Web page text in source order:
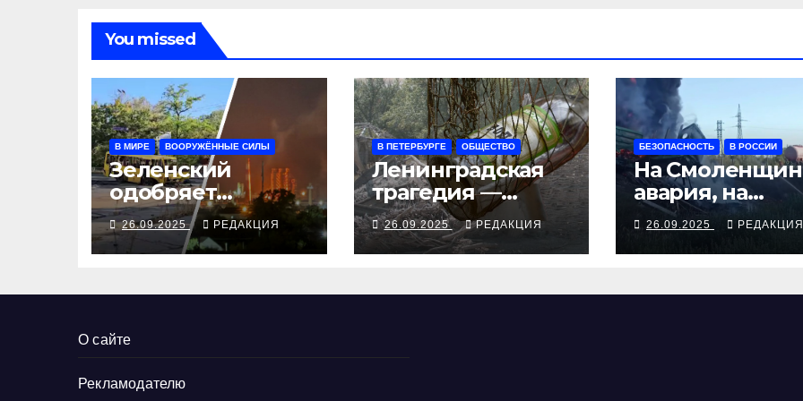
You missed
В МИРЕ ВООРУЖЁННЫЕ СИЛЫ
Зеленский
одобряет
выступления
Трампа, ВСУ
закрыли
рубеж
26.09.2025 РЕДАКЦИЯ
В ПЕТЕРБУРГЕ ОБЩЕСТВО
Ленинградская
трагедия —
серия смертей от
алкосуррогата
26.09.2025 РЕДАКЦИЯ
БЕЗОПАСНОСТЬ В РОССИИ
На
авария, на
Псковщине
взрыв
26.09.2025 РЕДАКЦИЯ
О сайте
Рекламодателю